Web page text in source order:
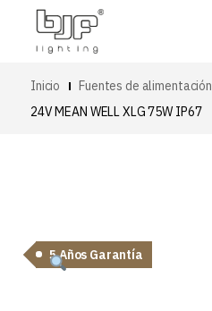
Inicio Fuentes de alimentación
24V MEAN WELL XLG 75W IP67
5 Años Garantía